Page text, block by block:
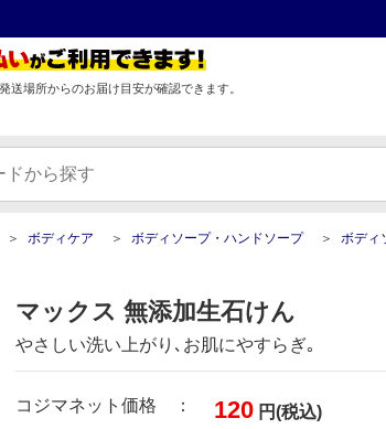
送場所からのお届け目安が確認できます。
ボディケア ボディソープ・ハンドソープ ボディ
マックス 無添加生石けん
やさしい洗い上がり､お肌にやすらぎ｡
コジマネット価格 ： 120 円(税込)